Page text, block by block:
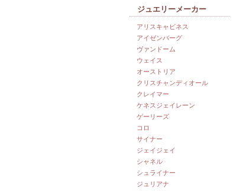
ジュエリーメーカー
アリスキャビネス
アイゼンバーグ
ヴァンドーム
ウェイス
オーストリア
クリスチャンディオール
クレイマー
ケネスジェイレーン
ゲーリーズ
コロ
サイナー
ジェイジェイ
シャネル
シュライナー
ジュリアナ